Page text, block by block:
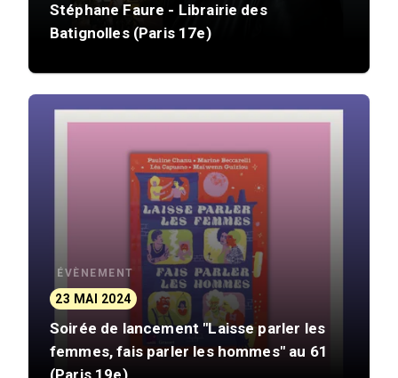
Stéphane Faure - Librairie des
Batignolles (Paris 17e)
ÉVÈNEMENT
23 MAI 2024
Soirée de lancement "Laisse parler les
femmes, fais parler les hommes" au 61